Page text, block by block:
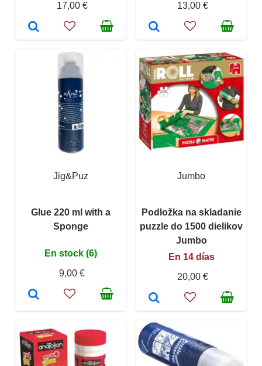
17,00 €
13,00 €
Jig&Puz
Glue 220 ml with a
Sponge
En stock (6)
9,00 €
Jumbo
Podložka na skladanie
puzzle do 1500 dielikov
Jumbo
En 14 días
20,00 €